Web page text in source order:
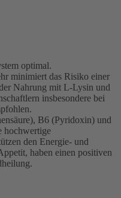
optimal.
minimiert das Risiko einer
Nahrung mit L-Lysin und
insbesondere bei
B6 (Pyridoxin) und
hochwertige
den Energie- und
haben einen positiven